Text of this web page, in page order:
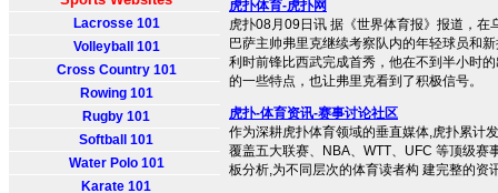
Lacrosse 101
Volleyball 101
Cross Country 101
Rowing 101
Rugby 101
Softball 101
Water Polo 101
Karate 101
虎扑体育-虎扑网
虎扑08月09日讯 据《世界体育报》报道，在
巴萨主帅弗里克继续考察队内的年轻球员和
利时前锋比西武完成首秀，他在不到半小时
的一些特点，也让弗里克看到了积极信号。
虎扑-体育资讯-赛事讨论社区
作为深耕虎扑体育领域的垂直媒体,虎扑累计
覆盖五大联赛、NBA、WTT、UFC 等顶级赛
板分析,为不同层次的体育读者构 建完整的资